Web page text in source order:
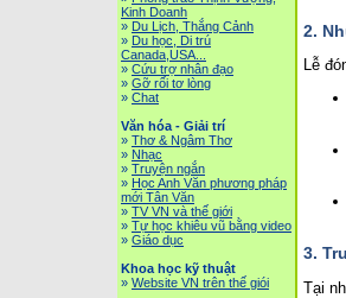
Kinh Doanh
» Du Lịch, Thắng Cảnh
» Du học, Di trú
Canada,USA...
» Cứu trợ nhân đạo
» Gỡ rối tơ lòng
» Chat
Văn hóa - Giải trí
» Thơ & Ngâm Thơ
» Nhạc
» Truyện ngắn
» Học Anh Văn phương pháp
mới Tân Văn
» TV VN và thế giới
» Tự học khiêu vũ bằng video
» Giáo dục
Khoa học kỹ thuật
» Website VN trên thế giói
2.
Lễ
3.
Tại